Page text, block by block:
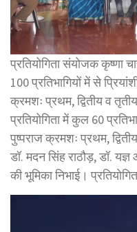
प्रतियोगिता संयोजक कृष्णा
100 प्रतिभागियों में से
क्रमशः प्रथम, द्वितीय व
प्रतियोगिता में कुल 60
पुष्पराज क्रमशः प्रथम,
डॉ. मदन सिंह राठौड़, डॉ.
की भूमिका निभाई।